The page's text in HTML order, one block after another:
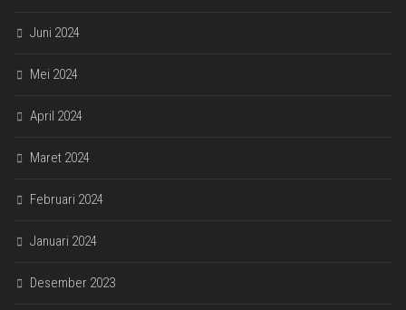
Juni 2024
Mei 2024
April 2024
Maret 2024
Februari 2024
Januari 2024
Desember 2023